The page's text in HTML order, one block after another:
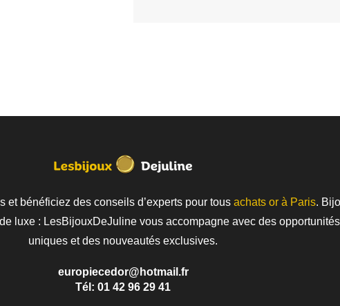
et bénéficiez des conseils d’experts pour tous achats or à Paris.
luxe : LesBijouxDeJuline vous accompagne avec des opportunités
uniques et des nouveautés exclusives.
europiecedor@hotmail.fr
Tél: 01 42 96 29 41